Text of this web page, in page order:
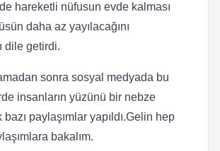
hareketli nüfusun evde kalması
daha az yayılacağını
dile getirdi.
sonra sosyal medyada bu
insanların yüzünü bir nebze
paylaşımlar yapıldı.Gelin hep
bakalım.